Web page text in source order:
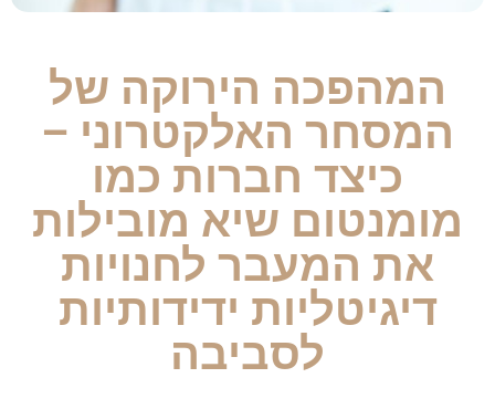
המהפכה הירוקה של
המסחר האלקטרוני –
כיצד חברות כמו
מומנטום שיא מובילות
את המעבר לחנויות
דיגיטליות ידידותיות
לסביבה